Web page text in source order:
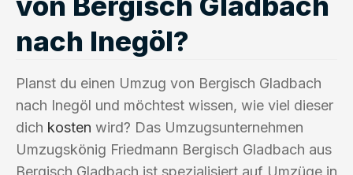
nach Inegöl?
Planst du einen Umzug von Bergisch Gladbach
nach Inegöl und möchtest wissen, wie viel dieser
dich kosten wird? Das Umzugsunternehmen
Umzugskönig Friedmann Bergisch Gladbach aus
Bergisch Gladbach ist spezialisiert auf Umzüge in